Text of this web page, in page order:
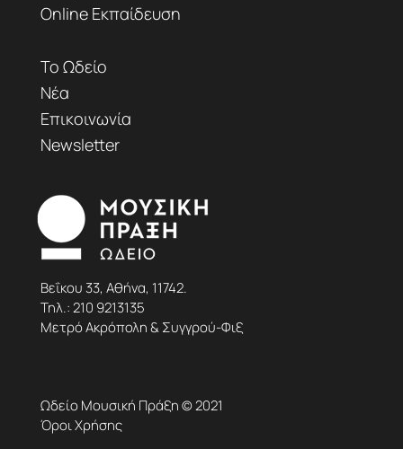
Online Εκπαίδευση
Το Ωδείο
Νέα
Επικοινωνία
Newsletter
Βεΐκου 33, Αθήνα, 11742.
Τηλ.:210 9213135
Μετρό Ακρόπολη & Συγγρού-Φιξ
Ωδείο Μουσική Πράξη © 2021
Όροι Χρήσης